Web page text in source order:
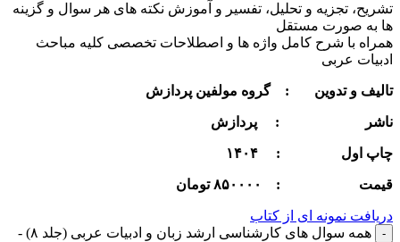
تشریح، تجزیه و تحلیل، تفسیر و آموزش نکته های هر سوال و گزینه
ها به صورت مستقل
همراه با شرح کامل واژه ها و اصطلاحات تخصصی کلیه مباحث
ادبیات عربی
تالیف و تدوین : گروه مولفین پردازش
ناشر : پردازش
چاپ اول : ۱۴۰۴
قيمت : ۸۵۰۰۰۰ تومان
دریافت نمونه ای از کتاب
همه سوال های کارشناسی ارشد زبان و ادبیات عربی (جلد ۸) -